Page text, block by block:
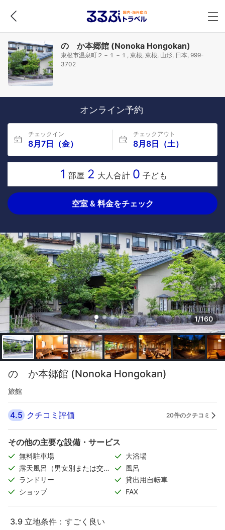
のゝか本郷館 (Nonoka Hongokan)
東根市温泉町２－１－１, 東根, 東根, 山形, 日本, 999-
3702
オンライン予約
チェックイン
8月7日（金）
チェックアウト
8月8日（土）
1 部屋 2 大人合計 0 子ども
空室 & 料金をチェック
1/160
のゝか本郷館 (Nonoka Hongokan)
旅館
4.5 クチコミ評価 20件のクチコミ
その他の主要な設備・サービス
無料駐車場
大浴場
露天風呂（男女別または交代
制）
風呂
ランドリー
貸出用自転車
ショップ
FAX
3.9 立地条件：すごく良い